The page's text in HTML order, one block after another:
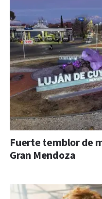
Fuerte temblor de
Gran Mendoza